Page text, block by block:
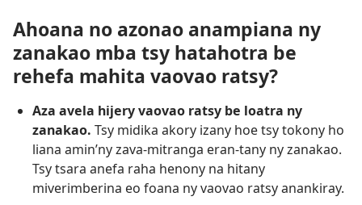
Ahoana no azonao anampiana ny
zanakao mba tsy hatahotra be
rehefa mahita vaovao ratsy?
Aza avela hijery vaovao ratsy be loatra ny
zanakao. Tsy midika akory izany hoe tsy tokony ho
liana amin’ny zava-mitranga eran-tany ny zanakao.
Tsy tsara anefa raha henony na hitany
miverimberina eo foana ny vaovao ratsy anankiray.